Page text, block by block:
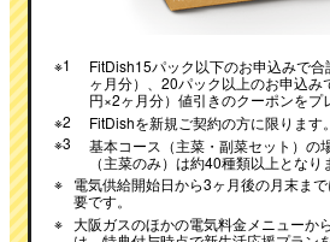
※1
FitDish15パック以下のお申込みで
ヶ月分）、20パック以上のお申込
円×2ヶ月分）値引きのクーポンをプ
※2
FitDishを新規ご契約の方に限ります。
※3
基本コース（主菜・副菜セット）の
（主菜のみ）は約40種類以上となり
※ 電気供給開始日から3ヶ月後の月末ま
要です。
※ 大阪ガスのほかの電気料金メニューか